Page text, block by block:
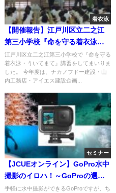
着衣泳
【開催報告】江戸川区立二之江
第三小学校『命を守る着衣泳・
ういてまて』講習
江戸川区立二之江第三小学校で『命を守る
着衣泳・ういてまて』講習をしてまいりま
した。 今年度は、ナカノフドー建設・山
内工務店・アイエス建設企画...
セミナー
【JCUEオンライン】GoPro水中
撮影のイロハ！～GoProの選び
方、水中撮影に必要なアクセサ
手軽に水中撮影ができるGoProですが、ち